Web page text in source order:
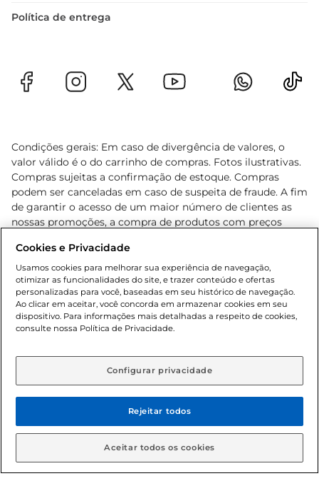
Política de entrega
Condições gerais: Em caso de divergência de valores, o
valor válido é o do carrinho de compras. Fotos ilustrativas.
Compras sujeitas a confirmação de estoque. Compras
podem ser canceladas em caso de suspeita de fraude. A fim
de garantir o acesso de um maior número de clientes as
nossas promoções, a compra de produtos com preços
cliente. Os preços, ofertas e condições são exclusivos para
o e-commerce e válidos durante o dia de hoje, podendo
sofrer alterações sem prévia notificação. Proibida a venda
de bebidas alcoólicas para menores de 18 anos, conforme
Lei n.º 8069/90, art. 81, inciso II (Estatuto da Criança e do
Adolescente). Preços e condições exclusivos para o
aviso prévio. O valor mínimo para as compras on-line é de
© 2026 Copyright. Todos os direitos
reservados Gbarbosa.
Cookies e Privacidade
Usamos cookies para melhorar sua experiência de navegação,
otimizar as funcionalidades do site, e trazer conteúdo e ofertas
personalizadas para você, baseadas em seu histórico de navegação.
Ao clicar em aceitar, você concorda em armazenar cookies em seu
dispositivo. Para informações mais detalhadas a respeito de cookies,
consulte nossa Política de Privacidade.
Configurar privacidade
Rejeitar todos
Aceitar todos os cookies